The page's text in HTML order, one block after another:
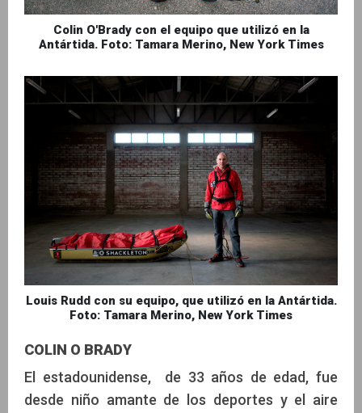
Colin O'Brady con el equipo que utilizó en la
Antártida. Foto: Tamara Merino, New York Times
Louis Rudd con su equipo, que utilizó en la Antártida.
Foto: Tamara Merino, New York Times
COLIN O BRADY
El estadounidense, de 33 años de edad, fue
desde niño amante de los deportes y el aire